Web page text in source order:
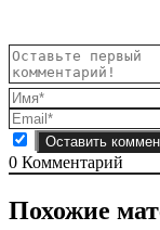
0 Комментарий
Похожие